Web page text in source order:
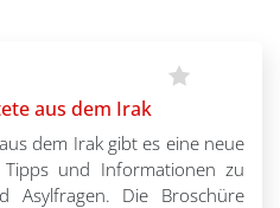
aus dem Irak
dem Irak gibt es eine neue
und Informationen zu
Asylfragen. Die Broschüre